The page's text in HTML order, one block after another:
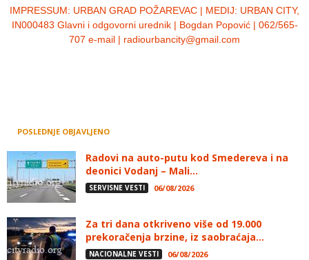
IMPRESSUM: URBAN GRAD POŽAREVAC | MEDIJ: URBAN CITY,
IN000483 Glavni i odgovorni urednik | Bogdan Popović | 062/565-
707 e-mail | radiourbancity@gmail.com
POSLEDNJE OBJAVLJENO
Radovi na auto-putu kod Smedereva i na
deonici Vodanj – Mali...
SERVISNE VESTI 06/08/2026
Za tri dana otkriveno više od 19.000
prekoračenja brzine, iz saobraćaja...
NACIONALNE VESTI 06/08/2026